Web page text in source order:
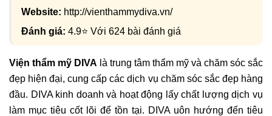
Website: http://vienthammydiva.vn/
Đánh giá: 4.9⭐ Với 624 bài đánh giá
Viện thẩm mỹ DIVA là trung tâm thẩm mỹ và chăm sóc sắc
đẹp hiện đại, cung cấp các dịch vụ chăm sóc sắc đẹp hàng
đầu. DIVA kinh doanh và hoạt động lấy chất lượng dịch vụ
làm mục tiêu cốt lõi để tồn tại. DIVA uôn hướng đến tiêu